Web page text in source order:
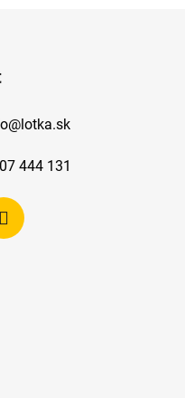
@lotka.sk
444 131